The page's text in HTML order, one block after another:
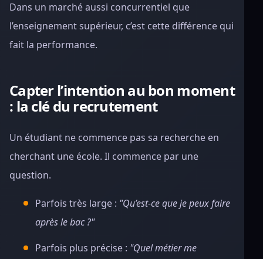
Dans un marché aussi concurrentiel que
l’enseignement supérieur, c’est cette différence qui
fait la performance.
Capter l’intention au bon moment
: la clé du recrutement
Un étudiant ne commence pas sa recherche en
cherchant une école. Il commence par une
question.
Parfois très large : "Qu’est-ce que je peux faire
après le bac ?"
Parfois plus précise : "Quel métier me